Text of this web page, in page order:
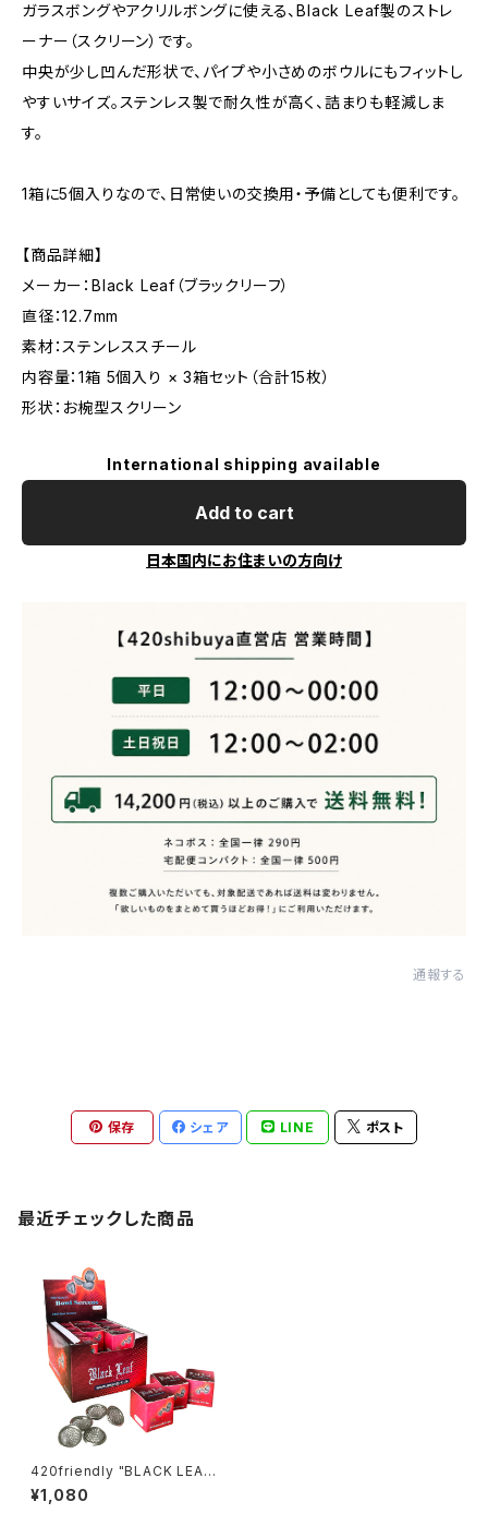
ガラスボングやアクリルボングに使える、Black Leaf製のストレ
ーナー（スクリーン）です。
中央が少し凹んだ形状で、パイプや小さめのボウルにもフィットし
やすいサイズ。ステンレス製で耐久性が高く、詰まりも軽減しま
す。
1箱に5個入りなので、日常使いの交換用・予備としても便利です。
【商品詳細】
メーカー：Black Leaf（ブラックリーフ）
直径：12.7mm
素材：ステンレススチール
内容量：1箱 5個入り × 3箱セット（合計15枚）
形状：お椀型スクリーン
International shipping available
Add to cart
日本国内にお住まいの方向け
通報する
保存 シェア LINE ポスト
最近チェックした商品
420friendly "BLACK LEAF"
ステンレスボウルストレーナー |
12.7mm (3箱セット)
¥1,080